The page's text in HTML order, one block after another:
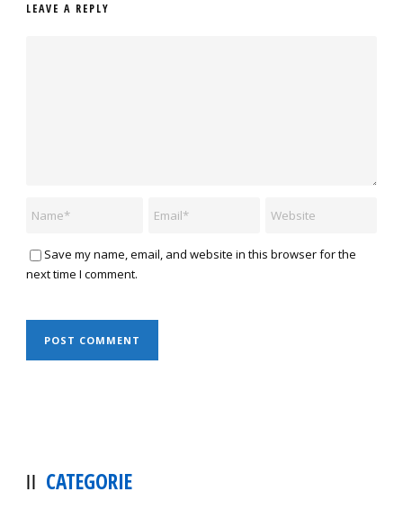
LEAVE A REPLY
Save my name, email, and website in this browser for the
next time I comment.
CATEGORIE